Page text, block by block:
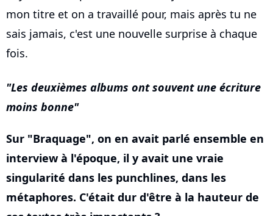
mon titre et on a travaillé pour, mais après tu ne
sais jamais, c'est une nouvelle surprise à chaque
fois.
Les deuxièmes albums ont souvent une écriture
moins bonne
Sur "Braquage", on en avait parlé ensemble en
interview à l'époque, il y avait une vraie
singularité dans les punchlines, dans les
métaphores. C'était dur d'être à la hauteur de